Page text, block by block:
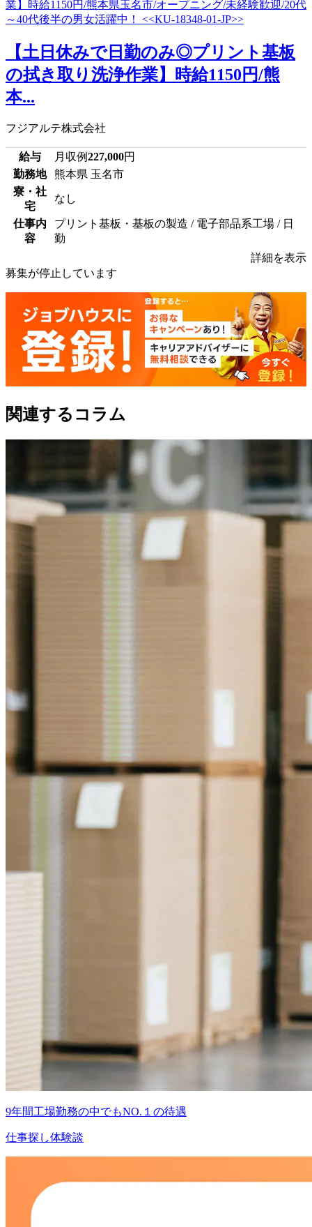
【土日休みで日勤のみ◎プリント基板
の拭き取り洗浄作業】時給1150円/熊
本...
フジアルテ株式会社
給与 月収例227,000円
勤務地
熊本県 玉名市
寮・社
宅
なし
仕事内
容
プリント基板・基板の製造 / 電子部品系工場 / 日
勤
詳細を表示
募集が停止しています
関連するコラム
9年間工場勤務の中でもNO.１の待遇
仕事探し体験談